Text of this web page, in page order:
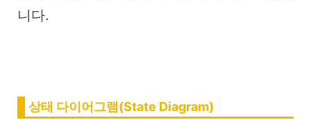
니다.
상태 다이어그램(State Diagram)